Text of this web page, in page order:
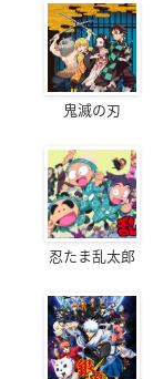
鬼滅の刃
忍たま乱太郎